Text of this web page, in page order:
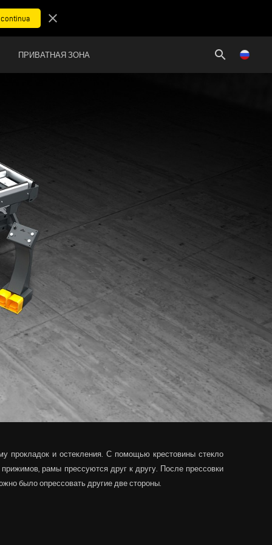
close
ПРИВАТНАЯ ЗОНА search
прокладок и остекления. С помощью крестовины стекло
рамы прессуются друг к другу. После прессовки
было опрессовать другие две стороны.